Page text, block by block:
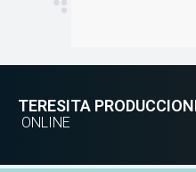
TERESITA
ONLINE